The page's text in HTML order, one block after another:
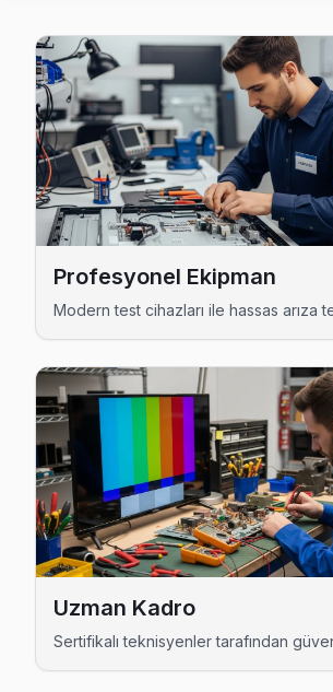
Sarıyer'da Demirciköy mahallesi
Demirciköy Skyworth Anakart
Emirgan Skyworth Servis
Emirgan semtindeki Skyworth TV
Emirgan Skyworth Açılmıyor Arıza →
Fatih Sultan Mehmet mahallesi
Sarıyer TV Servis Merkezi →
Ferahevler Skyworth Servis
Ferahevler mahallesi Skyworth TV
Ferahevler Skyworth Anakart Tamiri
Garipçe Skyworth Servis
Garipçe sakinleri için Skyworth TV
Sarıyer Skyworth Servis →
Gümüşdere Skyworth Servis
Profesyonel Ekipman
Modern test cihazları ile hassas arıza
Uzman Kadro
Sertifikalı teknisyenler tarafından